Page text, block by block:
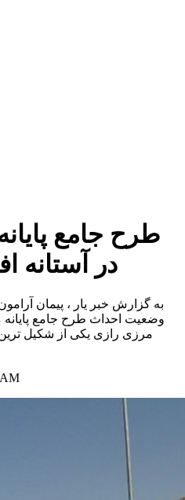
طرح جامع
در آستانه
به گزارش خبر یار ، پیمان
وضعیت احداث طرح جامع پایانه
مرزی رازی یکی از شکیل
6/5/2022 10:43:17 AM